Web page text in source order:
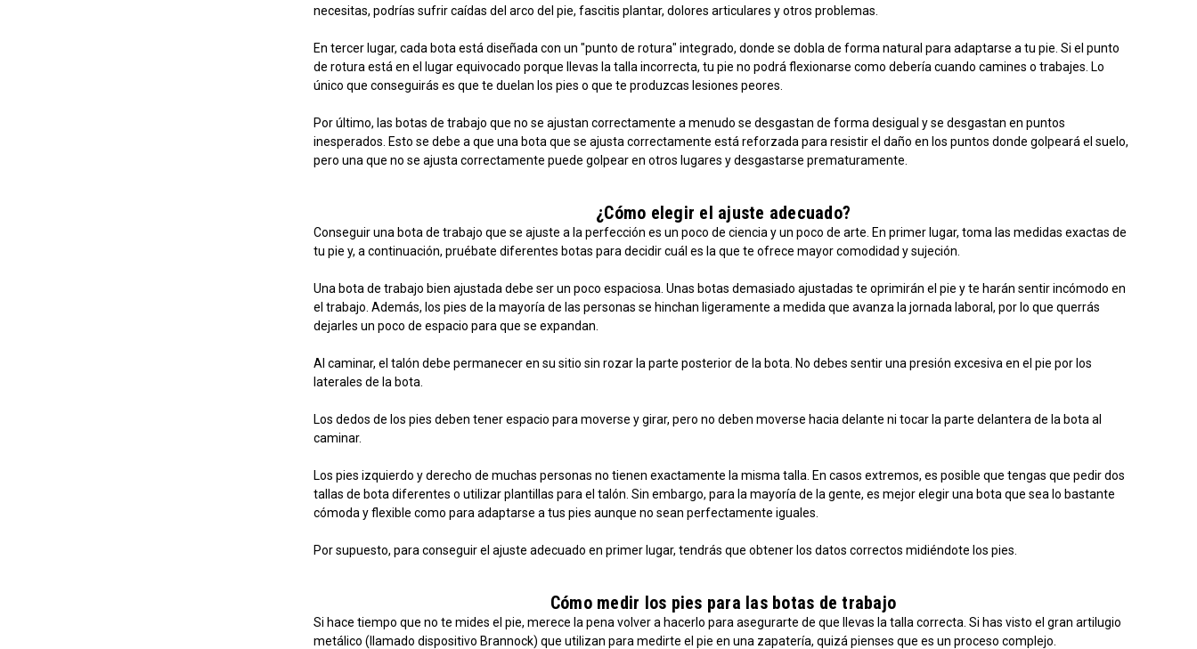
necesitas, podrías sufrir caídas del arco del pie, fascitis plantar, dolores articulares y otros problemas.
En tercer lugar, cada bota está diseñada con un "punto de rotura" integrado, donde se dobla de forma natural para adaptarse a tu pie. Si el punto
de rotura está en el lugar equivocado porque llevas la talla incorrecta, tu pie no podrá flexionarse como debería cuando camines o trabajes. Lo
único que conseguirás es que te duelan los pies o que te produzcas lesiones peores.
Por último, las botas de trabajo que no se ajustan correctamente a menudo se desgastan de forma desigual y se desgastan en puntos
inesperados. Esto se debe a que una bota que se ajusta correctamente está reforzada para resistir el daño en los puntos donde golpeará el suelo,
pero una que no se ajusta correctamente puede golpear en otros lugares y desgastarse prematuramente.
¿Cómo elegir el ajuste adecuado?
Conseguir una bota de trabajo que se ajuste a la perfección es un poco de ciencia y un poco de arte. En primer lugar, toma las medidas exactas de
tu pie y, a continuación, pruébate diferentes botas para decidir cuál es la que te ofrece mayor comodidad y sujeción.
Una bota de trabajo bien ajustada debe ser un poco espaciosa. Unas botas demasiado ajustadas te oprimirán el pie y te harán sentir incómodo en
el trabajo. Además, los pies de la mayoría de las personas se hinchan ligeramente a medida que avanza la jornada laboral, por lo que querrás
dejarles un poco de espacio para que se expandan.
Al caminar, el talón debe permanecer en su sitio sin rozar la parte posterior de la bota. No debes sentir una presión excesiva en el pie por los
laterales de la bota.
Los dedos de los pies deben tener espacio para moverse y girar, pero no deben moverse hacia delante ni tocar la parte delantera de la bota al
caminar.
Los pies izquierdo y derecho de muchas personas no tienen exactamente la misma talla. En casos extremos, es posible que tengas que pedir dos
tallas de bota diferentes o utilizar plantillas para el talón. Sin embargo, para la mayoría de la gente, es mejor elegir una bota que sea lo bastante
cómoda y flexible como para adaptarse a tus pies aunque no sean perfectamente iguales.
Por supuesto, para conseguir el ajuste adecuado en primer lugar, tendrás que obtener los datos correctos midiéndote los pies.
Cómo medir los pies para las botas de trabajo
Si hace tiempo que no te mides el pie, merece la pena volver a hacerlo para asegurarte de que llevas la talla correcta. Si has visto el gran artilugio
metálico (llamado dispositivo Brannock) que utilizan para medirte el pie en una zapatería, quizá pienses que es un proceso complejo.